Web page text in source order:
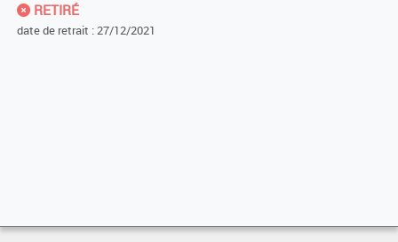
RETIRÉ
date de retrait : 27/12/2021